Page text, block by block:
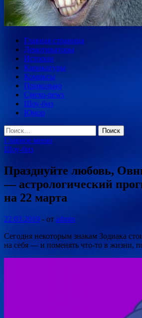
Главная страница
Демотиваторы
Истории
Карикатуры
Комиксы
Прикольно
Смехо-news
Шоу-биз
Юмор
Найти:
Главное меню
Шоу-биз
Празднуйте любовь,
— астрологический
на 22 марта
22.03.2019 - от admin
Сегодня некоторым знакам Зодиака
на себя — и поменять что-то в жизни,